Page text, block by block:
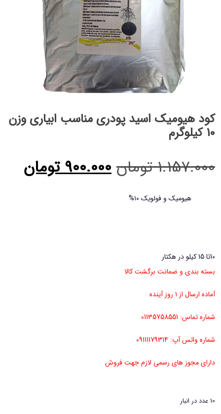
کود هیومیک اسید پودری مناسب ابیاری وزن
10 کیلوگرم
1.157.000 تومان قیمت
اصلی
900.000 تومان
هیومیک و فولویک ۱۰%
10تا 15 کیلو در هکتار
بسته بندی و ضمانت برگشت کالا
آماده ارسال از ۱ روز آینده
شماره تماس: 01135758551
شماره واتس آپ: 09111179314
دارای مجوز های رسمی لازم جهت فروش
10 عدد در انبار